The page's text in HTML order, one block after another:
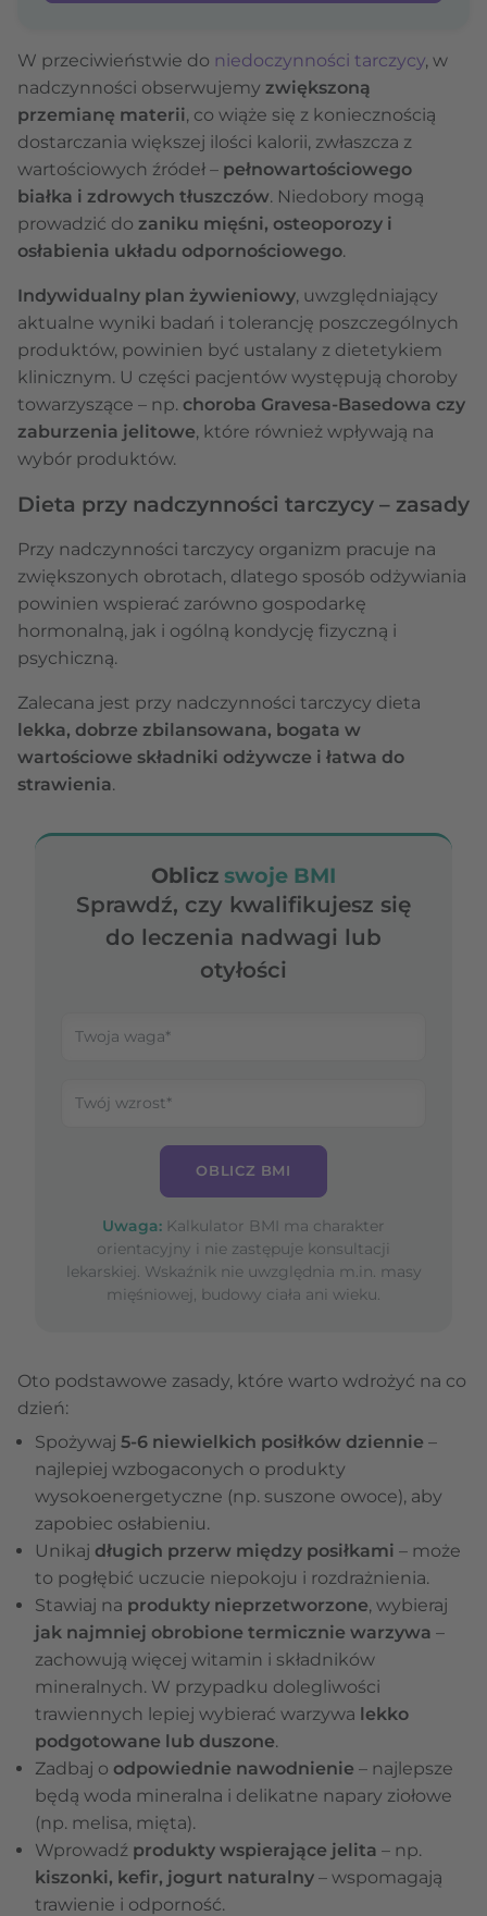
W przeciwieństwie do niedoczynności tarczycy, w
nadczynności obserwujemy zwiększoną
przemianę materii, co wiąże się z koniecznością
dostarczania większej ilości kalorii, zwłaszcza z
wartościowych źródeł – pełnowartościowego
białka i zdrowych tłuszczów. Niedobory mogą
prowadzić do zaniku mięśni, osteoporozy i
osłabienia układu odpornościowego.
Indywidualny plan żywieniowy, uwzględniający
aktualne wyniki badań i tolerancję poszczególnych
produktów, powinien być ustalany z dietetykiem
klinicznym. U części pacjentów występują choroby
towarzyszące – np. choroba Gravesa-Basedowa czy
zaburzenia jelitowe, które również wpływają na
wybór produktów.
Dieta przy nadczynności tarczycy – zasady
Przy nadczynności tarczycy organizm pracuje na
zwiększonych obrotach, dlatego sposób odżywiania
powinien wspierać zarówno gospodarkę
hormonalną, jak i ogólną kondycję fizyczną i
psychiczną.
Zalecana jest przy nadczynności tarczycy dieta
lekka, dobrze zbilansowana, bogata w
wartościowe składniki odżywcze i łatwa do
strawienia.
Oblicz swoje BMI
Sprawdź, czy kwalifikujesz się
do leczenia nadwagi lub
otyłości
OBLICZ BMI
Uwaga: Kalkulator BMI ma charakter
orientacyjny i nie zastępuje konsultacji
lekarskiej. Wskaźnik nie uwzględnia m.in. masy
mięśniowej, budowy ciała ani wieku.
Oto podstawowe zasady, które warto wdrożyć na co
dzień:
Spożywaj 5-6 niewielkich posiłków dziennie –
najlepiej wzbogaconych o produkty
wysokoenergetyczne (np. suszone owoce), aby
zapobiec osłabieniu.
Unikaj długich przerw między posiłkami – może
to pogłębić uczucie niepokoju i rozdrażnienia.
Stawiaj na produkty nieprzetworzone, wybieraj
jak najmniej obrobione termicznie warzywa –
zachowują więcej witamin i składników
mineralnych. W przypadku dolegliwości
trawiennych lepiej wybierać warzywa lekko
podgotowane lub duszone.
Zadbaj o odpowiednie nawodnienie – najlepsze
będą woda mineralna i delikatne napary ziołowe
(np. melisa, mięta).
Wprowadź produkty wspierające jelita – np.
kiszonki, kefir, jogurt naturalny – wspomagają
trawienie i odporność.